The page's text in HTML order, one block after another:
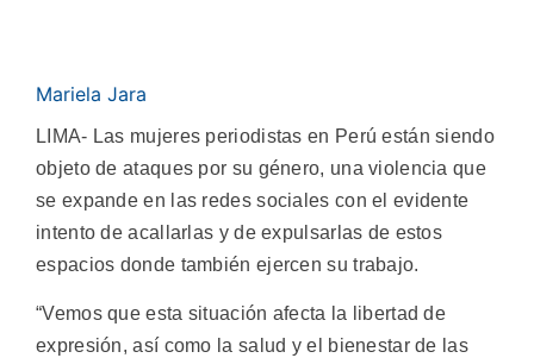
Mariela Jara
LIMA- Las mujeres periodistas en Perú están siendo
objeto de ataques por su género, una violencia que
se expande en las redes sociales con el evidente
intento de acallarlas y de expulsarlas de estos
espacios donde también ejercen su trabajo.
“Vemos que esta situación afecta la libertad de
expresión, así como la salud y el bienestar de las